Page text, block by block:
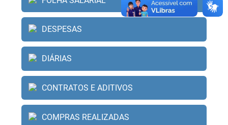
DESPESAS
DIÁRIAS
CONTRATOS E ADITIVOS
COMPRAS REALIZADAS